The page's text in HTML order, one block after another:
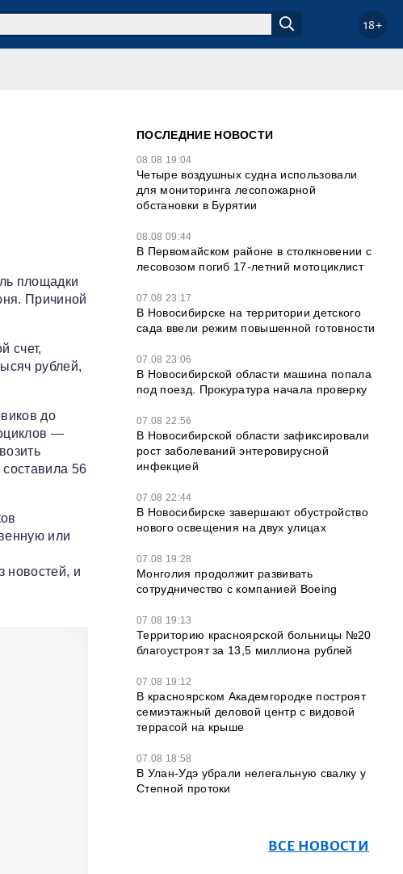
18+
площадки
Причиной
счет,
рублей,
до
—
56
или
новостей, и
ПОСЛЕДНИЕ НОВОСТИ
08.08 19:04
Четыре воздушных судна использовали
для мониторинга лесопожарной
обстановки в Бурятии
08.08 09:44
В Первомайском районе в столкновении с
лесовозом погиб 17-летний мотоциклист
07.08 23:17
В Новосибирске на территории детского
сада ввели режим повышенной готовности
07.08 23:06
В Новосибирской области машина попала
под поезд. Прокуратура начала проверку
07.08 22:56
В Новосибирской области зафиксировали
рост заболеваний энтеровирусной
инфекцией
07.08 22:44
В Новосибирске завершают обустройство
нового освещения на двух улицах
07.08 19:28
Монголия продолжит развивать
сотрудничество с компанией Boeing
07.08 19:13
Территорию красноярской больницы №20
благоустроят за 13,5 миллиона рублей
07.08 19:12
В красноярском Академгородке построят
семиэтажный деловой центр с видовой
террасой на крыше
07.08 18:58
В Улан-Удэ убрали нелегальную свалку у
Степной протоки
ВСЕ НОВОСТИ